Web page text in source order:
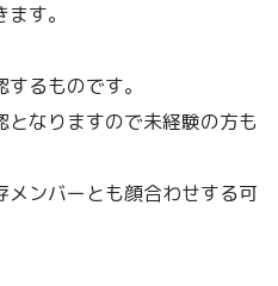
す。
るものです。
なりますので未経験の方も
ンバーとも顔合わせする可